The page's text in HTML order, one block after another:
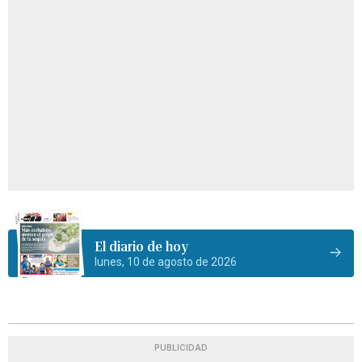
El diario de hoy
lunes, 10 de agosto de 2026
PUBLICIDAD